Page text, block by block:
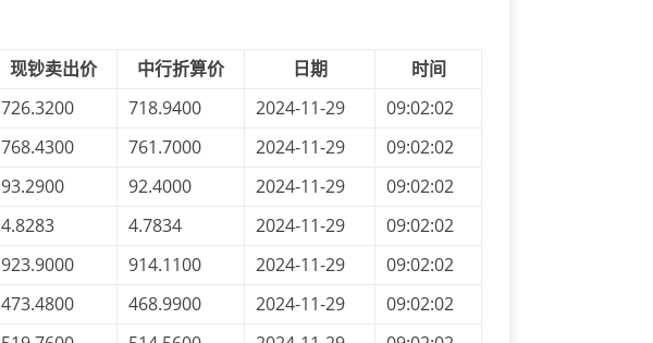
现钞卖出价 中行折算价 日期
时间
726.3200 718.9400 2024-11-29
09:02:02
768.4300 761.7000 2024-11-29
09:02:02
93.2900 92.4000 2024-11-29
09:02:02
4.8283 4.7834 2024-11-29
09:02:02
923.9000 914.1100 2024-11-29
09:02:02
473.4800 468.9900 2024-11-29
09:02:02